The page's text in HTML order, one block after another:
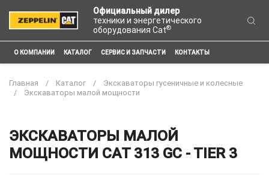
Официальный дилер
техники и энергетического
оборудования Cat®
О КОМПАНИИ КАТАЛОГ СЕРВИС И ЗАПЧАСТИ КОНТАКТЫ
Главная Каталог
Экскаваторы гусеничные и колесные
Экскаваторы малой мощности
ЭКСКАВАТОРЫ МАЛОЙ
МОЩНОСТИ CAT 313 GC - TIER 3